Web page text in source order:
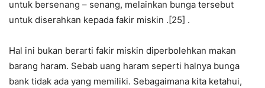
untuk bersenang – senang, melainkan bunga tersebut
untuk diserahkan kepada fakir miskin .[25] .
Hal ini bukan berarti fakir miskin diperbolehkan makan
barang haram. Sebab uang haram seperti halnya bunga
bank tidak ada yang memiliki. Sebagaimana kita ketahui,